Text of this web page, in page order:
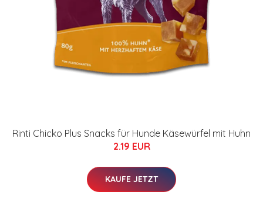
Rinti Chicko Plus Snacks für Hunde Käsewürfel mit Huhn
2.19 EUR
KAUFE JETZT